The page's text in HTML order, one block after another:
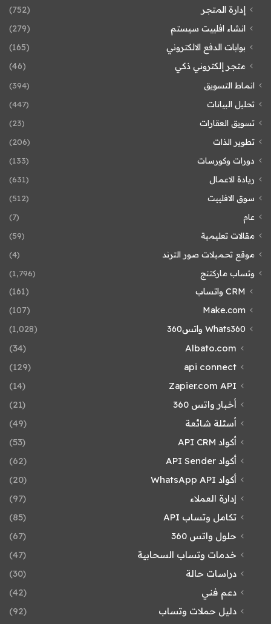
إدارة المتجر
(752)
انشاء افلييت سيستم
(279)
بوابات الدفع الالكتروني
(165)
متجر إلكتروني ذكي
(46)
انماط التسويق
(394)
تحليل البيانات
(447)
تسويق العقارات
(23)
تطوير الذات
(206)
دورات وكورسات
(133)
ريادة الاعمال
(631)
سوق الافلييت
(512)
عام
(7)
مقالات تعليمية
(59)
موقع تحميلات صور الترند
(4)
وتساب ماركتنج
(1٬796)
CRM واتساب
(161)
Make.com
(107)
Whats360 واتس360
(1٬028)
Albato.com
(34)
api connect
(129)
Zapier.com API
(14)
أخبار واتس 360
(21)
أسئلة شائعة
(49)
أكواد API CRM
(53)
أكواد API Sender
(62)
أكواد WhatsApp API
(20)
إدارة العملاء
(97)
تكامل وتساب API
(85)
حلول واتس 360
(67)
خدمات وتساب السحابية
(47)
دراسات حالة
(30)
دعم فني
(42)
دليل حملات وتساب
(92)